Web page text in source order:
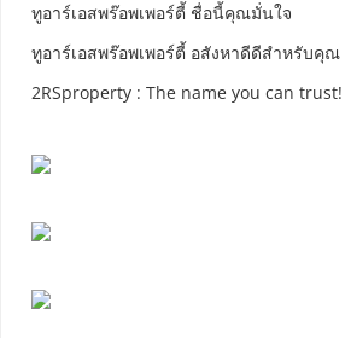
ทูอาร์เอสพร๊อพเพอร์ตี้ ชื่อนี้คุณมั่นใจ
ทูอาร์เอสพร๊อพเพอร์ตี้ อสังหาดีดีสำหรับคุณ
2RSproperty : The name you can trust!